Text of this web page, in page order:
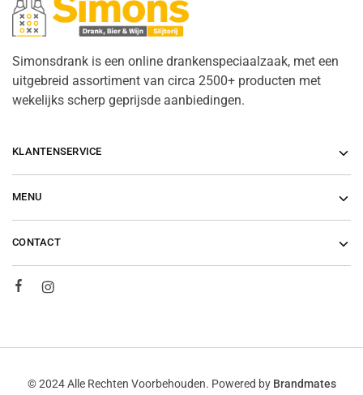
Simonsdrank is een online drankenspeciaalzaak, met een
uitgebreid assortiment van circa 2500+ producten met
wekelijks scherp geprijsde aanbiedingen.
KLANTENSERVICE
MENU
CONTACT
© 2024 Alle Rechten Voorbehouden. Powered by Brandmates